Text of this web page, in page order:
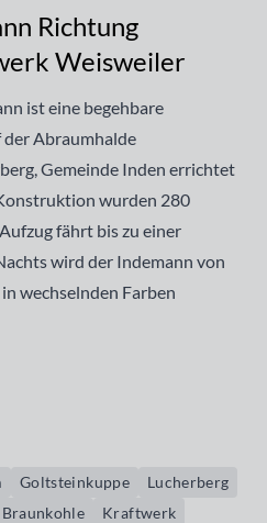
Richtung
Weisweiler
ist eine begehbare
Abraumhalde
Gemeinde Inden errichtet
wurden 280
fährt bis zu einer
wird der Indemann von
wechselnden Farben
Goltsteinkuppe
Lucherberg
Braunkohle
Kraftwerk